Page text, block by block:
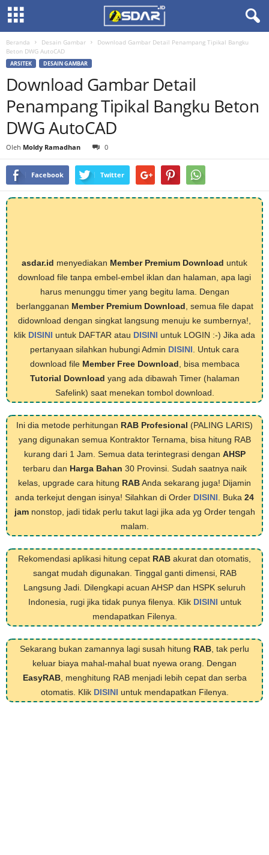
Beranda Desain Gambar
Download Gambar Detail Penampang Tipikal Bangku
Beton DWG AutoCAD
ARSITEK DESAIN GAMBAR
Download Gambar Detail
Penampang Tipikal Bangku Beton
DWG AutoCAD
Oleh Moldy Ramadhan 0
Facebook Twitter
asdar.id menyediakan Member Premium Download untuk
download file tanpa embel-embel iklan dan halaman, apa lagi
harus menunggu timer yang begitu lama. Dengan
berlangganan Member Premium Download , semua file dapat
didownload dengan singkat langsung menuju ke sumbernya!,
klik DISINI untuk DAFTAR atau DISINI untuk LOGIN :-) Jika ada
pertanyaan silahkan hubungi Admin DISINI . Untuk cara
download file Member Free Download , bisa membaca
Tutorial Download yang ada dibawah Timer (halaman
Safelink) saat menekan tombol download.
Ini dia metode perhitungan RAB Profesional (PALING LARIS)
yang digunakan semua Kontraktor Ternama, bisa hitung RAB
kurang dari 1 Jam. Semua data terintegrasi dengan AHSP
terbaru dan Harga Bahan 30 Provinsi. Sudah saatnya naik
kelas, upgrade cara hitung RABAnda sekarang juga! Dijamin
anda terkejut dengan isinya! Silahkan di Order DISINI . Buka 24
jamnonstop, jadi tidak perlu takut lagi jika ada yg Order tengah
malam.
Rekomendasi aplikasi hitung cepat RAB akurat dan otomatis,
sangat mudah digunakan. Tinggal ganti dimensi, RAB
Langsung Jadi. Dilengkapi acuan AHSP dan HSPK seluruh
Indonesia, rugi jika tidak punya filenya. Klik DISINI untuk
mendapatkan Filenya.
Sekarang bukan zamannya lagi susah hitung RAB , tak perlu
keluar biaya mahal-mahal buat nyewa orang. Dengan
EasyRAB, menghitung RAB menjadi lebih cepat dan serba
otomatis. Klik DISINI untuk mendapatkan Filenya.